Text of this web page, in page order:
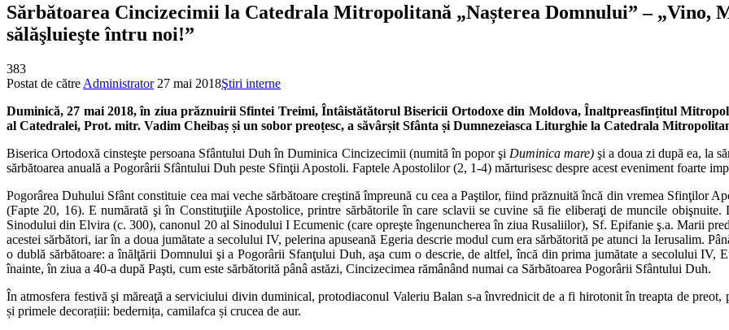
Sărbătoarea Cincizecimii la Catedrala Mitropolitană „Nașterea Domnului” – „Vino,
sălăşluieşte întru noi!”
383
Postat de către Administrator 27 mai 2018Ştiri interne
Duminică, 27 mai 2018, în ziua prăznuirii Sfintei Treimi, Întâistătătorul Bisericii Ortodoxe din Moldova, Înaltpreasfințitul
al Catedralei, Prot. mitr. Vadim Cheibaș și un sobor preoțesc, a săvârșit Sfânta și Dumnezeiasca Liturghie la Catedrala
Biserica Ortodoxă cinsteşte persoana Sfântului Duh în Duminica Cincizecimii (numită în popor şi Duminica mare)şi a doua zi după ea, la
sărbătoarea anuală a Pogorârii Sfântului Duh peste Sfinţii Apostoli. Faptele Apostolilor (2, 1-4) mărturisesc despre acest eveniment foarte
Pogorârea Duhului Sfânt constituie cea mai veche sărbătoare creştină împreună cu cea a Paştilor, fiind prăznuită încă din vremea Sfinţilor
(Fapte 20, 16). Ε numărată şi în Constituţiile Apostolice, printre sărbătorile în care sclavii se cuvine să fie eliberaţi de muncile
Sinodului din Elvira (c. 300), canonul 20 al Sinodului I Ecumenic (care opreşte îngenuncherea în ziua Rusaliilor), Sf. Epifanie ş.a. Marii
acestei sărbători, iar în a doua jumătate a secolului IV, pelerina apuseană Egeria descrie modul cum era sărbătorită pe atunci la Ierusalim.
o dublă sărbătoare: a înălţării Domnului şi a Pogorârii Sfanţului Duh, aşa cum o descrie, de altfel, încă din prima jumătate a secolului IV,
înainte, în ziua a 40-a după Paşti, cum este sărbătorită pânâ astăzi, Cincizecimea rămânând numai ca Sărbătoarea Pogorârii Sfântului Duh.
În atmosfera festivă şi măreaţă a serviciului divin duminical, protodiaconul Valeriu Balan s-a învrednicit de a fi hirotonit în treapta de preot,
și primele decorațiii: bedernița, camilafca și crucea de aur.